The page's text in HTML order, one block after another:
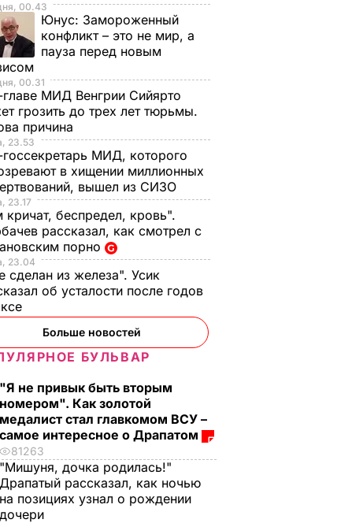
00.43
Юнус: Замороженный
конфликт – это не мир, а
пауза перед новым
00.31
МИД Венгрии Сийярто
грозить до трех лет тюрьмы.
причина
23.53
МИД, которого
в хищении миллионных
вышел из СИЗО
23.17
кричат, беспредел, кровь".
рассказал, как смотрел с
порно
23.04
сделан из железа". Усик
об усталости после годов
Больше новостей
БУЛЬВАР
"Я не привык быть вторым
номером". Как золотой
медалист стал главкомом ВСУ –
самое интересное о Драпатом
81263
"Мишуня, дочка родилась!"
Драпатый рассказал, как ночью
на позициях узнал о рождении
дочери